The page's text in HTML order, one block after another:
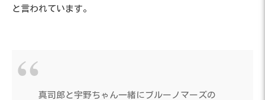
と言われています。
真司郎と宇野ちゃん一緒にブルーノマーズの